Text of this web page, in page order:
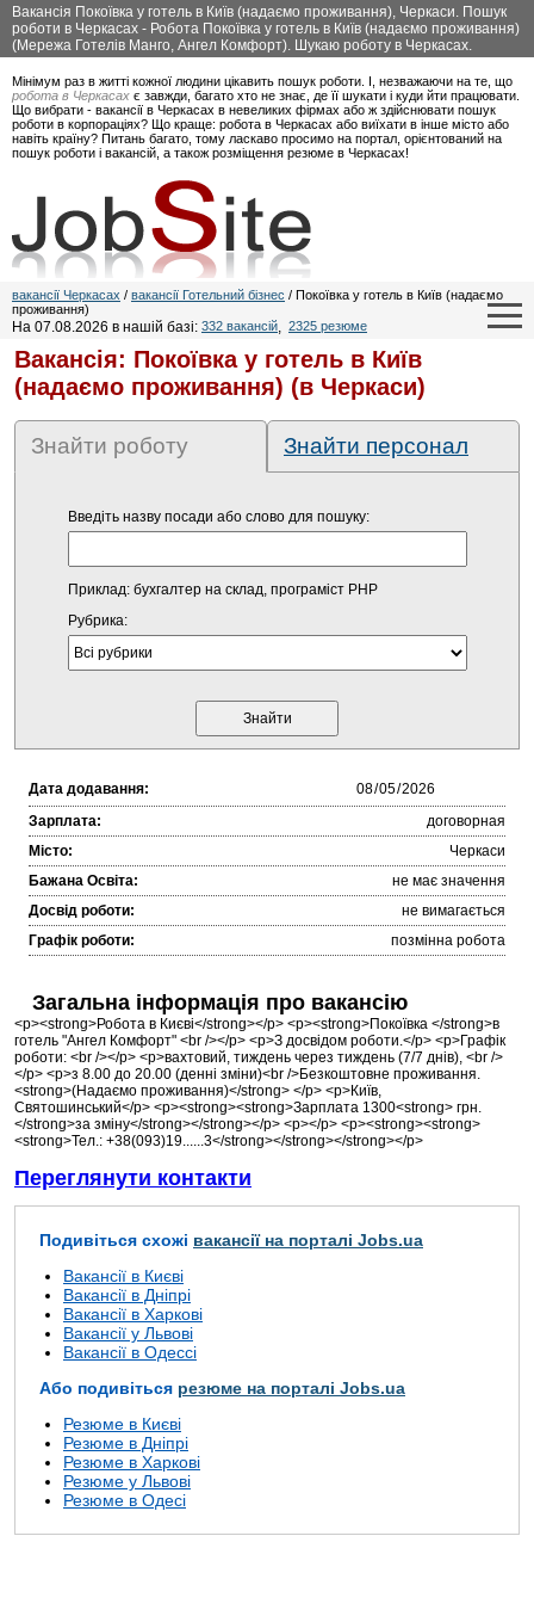
Вакансія Покоївка у готель в Київ (надаємо проживання), Черкаси. Пошук
роботи в Черкасах - Робота Покоївка у готель в Київ (надаємо проживання)
(Мережа Готелів Манго, Ангел Комфорт). Шукаю роботу в Черкасах.
Мінімум раз в житті кожної людини цікавить пошук роботи. І, незважаючи на те, що
робота в Черкасах є завжди, багато хто не знає, де її шукати і куди йти працювати.
Що вибрати - вакансії в Черкасах в невеликих фірмах або ж здійснювати пошук
роботи в корпораціях? Що краще: робота в Черкасах або виїхати в інше місто або
навіть країну? Питань багато, тому ласкаво просимо на портал, орієнтований на
пошук роботи і вакансій, а також розміщення резюме в Черкасах!
вакансії Черкасах / вакансії Готельний бізнес / Покоївка у готель в Київ (надаємо
проживання)
На 07.08.2026 в нашій базі: 332 вакансій, 2325 резюме
Вакансія: Покоївка у готель в Київ
(надаємо проживання) (в Черкаси)
Знайти роботу Знайти персонал
Введіть назву посади або слово для пошуку:
Приклад: бухгалтер на склад, програміст PHP
Рубрика:
Дата додавання:
Зарплата:
договорная
Місто:
Черкаси
Бажана Освіта:
не має значення
Досвід роботи:
не вимагається
Графік роботи:
позмінна робота
Загальна інформація про вакансію
<p><strong>Робота в Києві</strong></p> <p><strong>Покоївка </strong>в
готель "Ангел Комфорт" <br /></p> <p>З досвідом роботи.</p> <p>Графік
роботи: <br /></p> <p>вахтовий, тиждень через тиждень (7/7 днів), <br />
</p> <p>з 8.00 до 20.00 (денні зміни)<br />Безкоштовне проживання.
<strong>(Надаємо проживання)</strong> </p> <p>Київ,
Святошинський</p> <p><strong><strong>Зарплата 1300<strong> грн.
</strong>за зміну</strong></strong></p> <p></p> <p><strong><strong>
<strong>Тел.: +38(093)19......3</strong></strong></strong></p>
Переглянути контакти
Подивіться схожі вакансії на порталі Jobs.ua
Вакансії в Києві
Вакансії в Дніпрі
Вакансії в Харкові
Вакансії у Львові
Вакансії в Одессі
Або подивіться резюме на порталі Jobs.ua
Резюме в Києві
Резюме в Дніпрі
Резюме в Харкові
Резюме у Львові
Резюме в Одесі